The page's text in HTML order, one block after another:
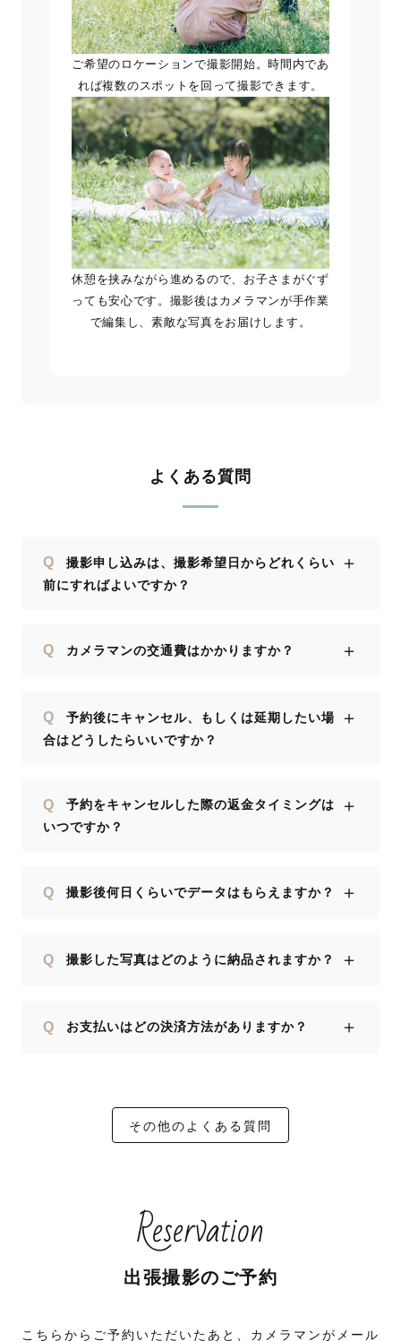
ご希望のロケーションで撮影開始。時間内であ
れば複数のスポットを回って撮影できます。
休憩を挟みながら進めるので、お子さまがぐず
っても安心です。撮影後はカメラマンが手作業
で編集し、素敵な写真をお届けします。
よくある質問
Q
撮影申し込みは、撮影希望日からどれくらい
前にすればよいですか？
＋
Q カメラマンの交通費はかかりますか？ ＋
Q
予約後にキャンセル、もしくは延期したい場
合はどうしたらいいですか？
＋
Q
予約をキャンセルした際の返金タイミングは
いつですか？
＋
Q 撮影後何日くらいでデータはもらえますか？ ＋
Q 撮影した写真はどのように納品されますか？ ＋
Q お支払いはどの決済方法がありますか？ ＋
その他のよくある質問
Reservation
出張撮影のご予約
こちらからご予約いただいたあと、カメラマンがメール